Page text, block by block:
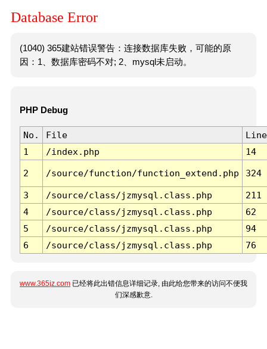
Database Error
(1040) 365建站错误警告：连接数据库失败，可能的原
因：1、数据库密码不对; 2、mysql未启动。
PHP Debug
No. File
Line
1
/index.php 14
2 /source/function/function_extend.php 324
3 /source/class/jzmysql.class.php
211
4
/source/class/jzmysql.class.php
62
5
/source/class/jzmysql.class.php
94
6
/source/class/jzmysql.class.php 76
www.365jz.com 已经将此出错信息详细记录, 由此给您带来的访问不便我
们深感歉意.